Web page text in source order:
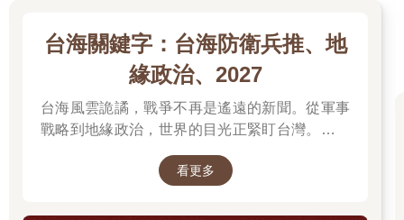
周爺爺雖然很少到校上課，但父母親都是識字的人，會利用農暇
時間教他讀書；尤其是母親，還懂得很多中藥知識。「四川人很
少咳嗽，因為鄉下的媽媽都知道小孩子出什麼毛病就要用什麼藥
材。像是十八種草藥，你把它掐來，冷開水和一下、放點鹽巴，
咳嗽就沒有了；還有生薑也是，榨碎了以後開水對點鹽……。」
也許周爺爺活到九十三歲了還聲如洪鐘，就是母親小時候幫他打
台海關鍵字：台海防衛兵推、地
緣政治、2027
台海風雲詭譎，戰爭不再是遙遠的新聞。從軍事
戰略到地緣政治，世界的目光正緊盯台灣。我們
看更多